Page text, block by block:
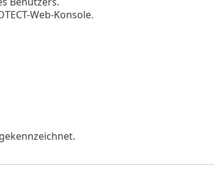
Web-Konsole.
gekennzeichnet.